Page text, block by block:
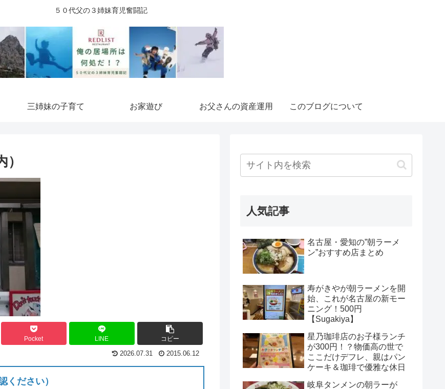
５０代父の３姉妹育児奮闘記
三姉妹の子育て お家遊び お父さんの資産運用 このブログについて
Pocket LINE コピー
2026.07.31 2015.06.12
ください）
人気記事
名古屋・愛知の”朝ラーメ
ン”おすすめ店まとめ
寿がきやが朝ラーメンを開
始、これが名古屋の新モー
ニング！500円
【Sugakiya】
星乃珈琲店のお子様ランチ
が300円！？物価高の世で
ここだけデフレ、親はパン
ケーキ＆珈琲で優雅な休日
岐阜タンメンの朝ラーが